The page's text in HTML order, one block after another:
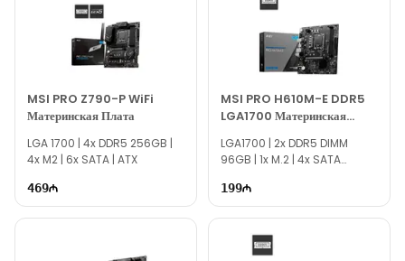
По вопросам материнских плат Gigabyte AORUS AM5 и
других комплектующих вы можете связаться с нами через
Если вам нужна помощь в выборе, наши специалисты
доступны ежедневно с 10:00 до 19:00.
Благодарим вас за интерес к Texno Gallery!
MSI PRO Z790-P WiFi
Материнская Плата
LGA 1700​ | 4x DDR5 256GB |
4x M2 | 6x SATA | ATX
469
MSI PRO H610M-E DDR5
LGA1700 Материнская
LGA1700 | 2x DDR5 DIMM
96GB | 1x M.2 | 4x SATA
199